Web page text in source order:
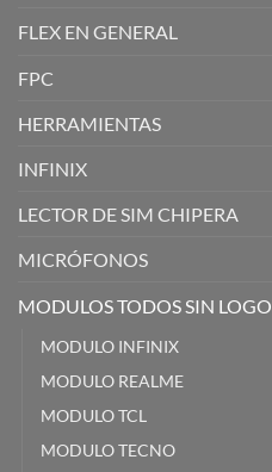
FLEX EN GENERAL
FPC
HERRAMIENTAS
INFINIX
LECTOR DE SIM CHIPERA
MICRÓFONOS
MODULOS TODOS SIN LOGO
MODULO INFINIX
MODULO REALME
MODULO TCL
MODULO TECNO